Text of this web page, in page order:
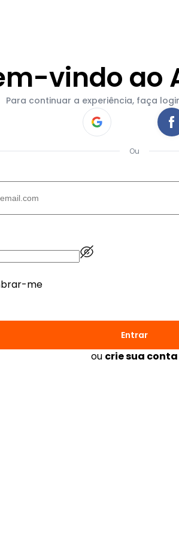
vindo ao
Para continuar a experiência, faça
Ou
me
Entrar
ou crie sua conta